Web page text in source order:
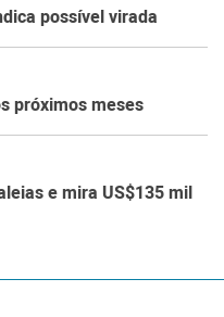
possível virada
próximos meses
e mira US$135 mil